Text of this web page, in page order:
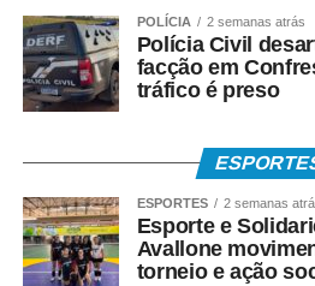
POLÍCIA 2 semanas atrás
Polícia Civil
facção em
tráfico é preso
ESPORTES 2 semanas
Esporte e
Avallone
torneio e ação